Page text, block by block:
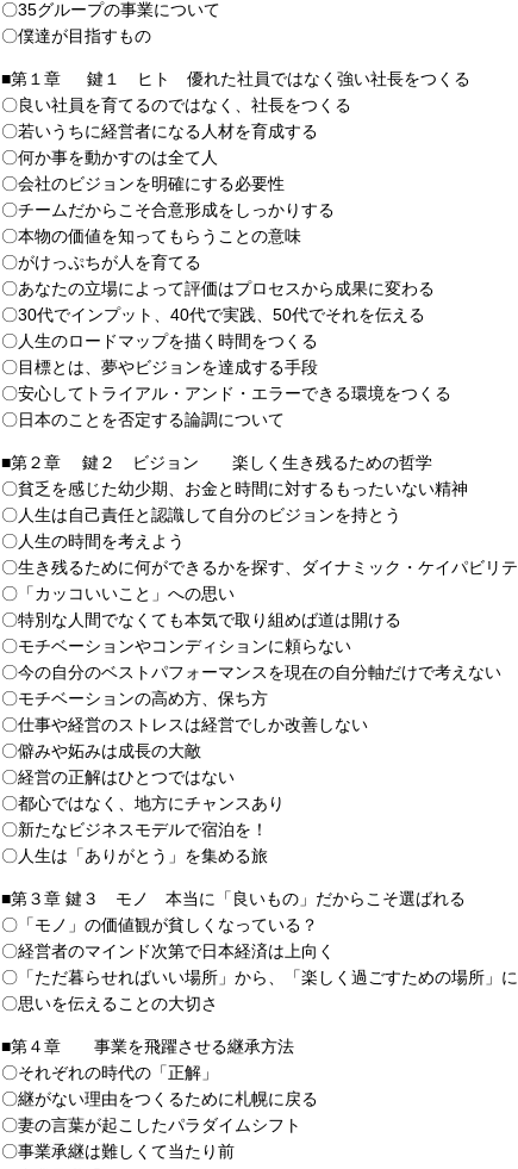
〇35グループの事業について
〇僕達が目指すもの
■第１章 鍵１ ヒト 優れた社員ではなく強い社長をつくる
〇良い社員を育てるのではなく、社長をつくる
〇若いうちに経営者になる人材を育成する
〇何か事を動かすのは全て人
〇会社のビジョンを明確にする必要性
〇チームだからこそ合意形成をしっかりする
〇本物の価値を知ってもらうことの意味
〇がけっぷちが人を育てる
〇あなたの立場によって評価はプロセスから成果に変わる
〇30代でインプット、40代で実践、50代でそれを伝える
〇人生のロードマップを描く時間をつくる
〇目標とは、夢やビジョンを達成する手段
〇安心してトライアル・アンド・エラーできる環境をつくる
〇日本のことを否定する論調について
■第２章 鍵２ ビジョン 楽しく生き残るための哲学
〇貧乏を感じた幼少期、お金と時間に対するもったいない精神
〇人生は自己責任と認識して自分のビジョンを持とう
〇人生の時間を考えよう
〇生き残るために何ができるかを探す、ダイナミック・ケイパビリ
〇「カッコいいこと」への思い
〇特別な人間でなくても本気で取り組めば道は開ける
〇モチベーションやコンディションに頼らない
〇今の自分のベストパフォーマンスを現在の自分軸だけで考えない
〇モチベーションの高め方、保ち方
〇仕事や経営のストレスは経営でしか改善しない
〇僻みや妬みは成長の大敵
〇経営の正解はひとつではない
〇都心ではなく、地方にチャンスあり
〇新たなビジネスモデルで宿泊を！
〇人生は「ありがとう」を集める旅
■第３章 鍵３ モノ 本当に「良いもの」だからこそ選ばれる
〇「モノ」の価値観が貧しくなっている？
〇経営者のマインド次第で日本経済は上向く
〇「ただ暮らせればいい場所」から、「楽しく過ごすための場所」
〇思いを伝えることの大切さ
■第４章 事業を飛躍させる継承方法
〇それぞれの時代の「正解」
〇継がない理由をつくるために札幌に戻る
〇妻の言葉が起こしたパラダイムシフト
〇事業承継は難しくて当たり前